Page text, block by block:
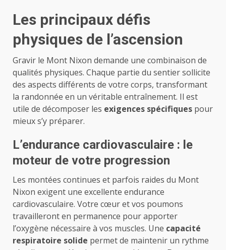
Les principaux défis
physiques de l’ascension
Gravir le Mont Nixon demande une combinaison de
qualités physiques. Chaque partie du sentier sollicite
des aspects différents de votre corps, transformant
la randonnée en un véritable entraînement. Il est
utile de décomposer les exigences spécifiques pour
mieux s’y préparer.
L’endurance cardiovasculaire : le
moteur de votre progression
Les montées continues et parfois raides du Mont
Nixon exigent une excellente endurance
cardiovasculaire. Votre cœur et vos poumons
travailleront en permanence pour apporter
l’oxygène nécessaire à vos muscles. Une capacité
respiratoire solide permet de maintenir un rythme